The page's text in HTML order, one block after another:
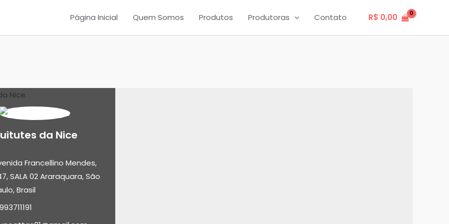
Página Inicial Quem Somos Produtos Produtoras Contato R$ 0,00
da Nice
Francellino Mendes,
SALA 02 Araraquara, São
Brasil